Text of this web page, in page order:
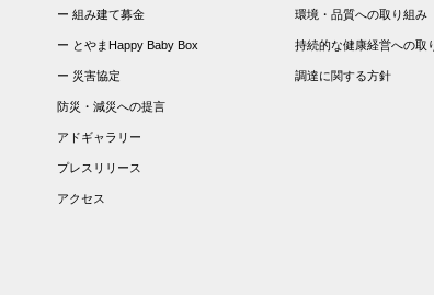
組み建て募金
とやまHappy Baby Box
災害協定
防災・減災への提言
アドギャラリー
プレスリリース
アクセス
環境・品質への取り組み
持続的な健康経営への取
調達に関する方針